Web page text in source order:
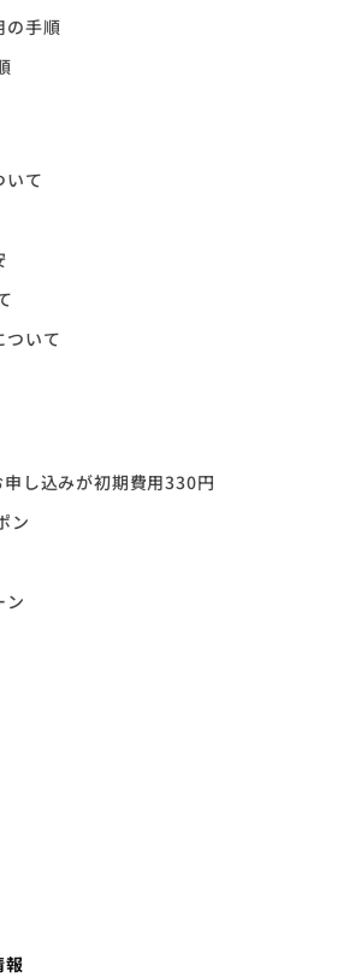
の手順
いて
ついて
し込みが初期費用330円
ン
ン
報